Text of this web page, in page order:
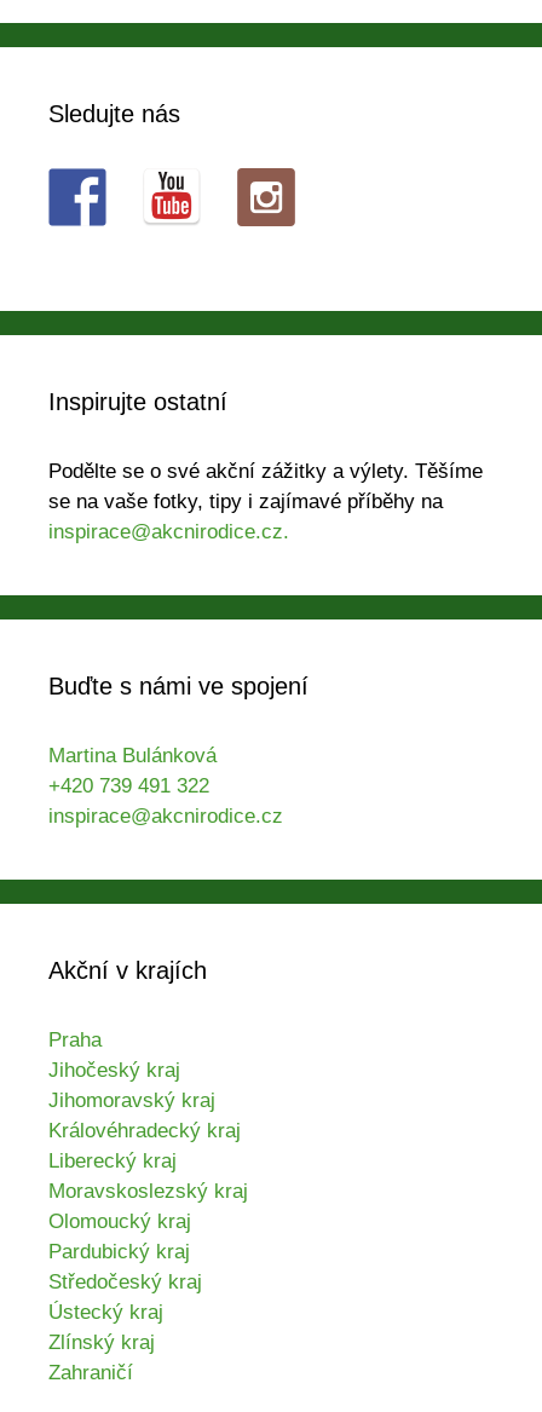
Sledujte nás
Inspirujte ostatní
Podělte se o své akční zážitky a výlety. Těšíme
se na vaše fotky, tipy i zajímavé příběhy na
inspirace@akcnirodice.cz.
Buďte s námi ve spojení
Martina Bulánková
+420 739 491 322
inspirace@akcnirodice.cz
Akční v krajích
Praha
Jihočeský kraj
Jihomoravský kraj
Královéhradecký kraj
Liberecký kraj
Moravskoslezský kraj
Olomoucký kraj
Pardubický kraj
Středočeský kraj
Ústecký kraj
Zlínský kraj
Zahraničí